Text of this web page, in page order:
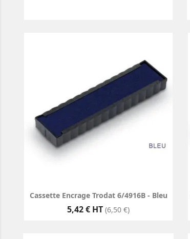
Cassette Encrage Trodat 6/4916B - Bleu
Prix
5,42 € HT (6,50 €)